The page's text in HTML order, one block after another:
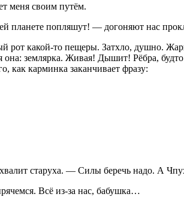
меня своим путём.
планете попляшут! — догоняют нас
какой-то пещеры. Затхло, душно.
она: землярка. Живая! Дышит! Рёбра,
как карминка заканчивает фразу:
старуха. — Силы беречь надо. А
Всё из-за нас, бабушка…